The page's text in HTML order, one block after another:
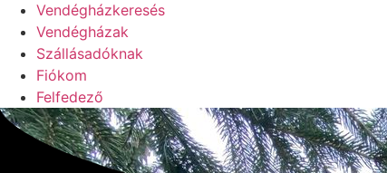
Vendégházkeresés
Vendégházak
Szállásadóknak
Fiókom
Felfedező